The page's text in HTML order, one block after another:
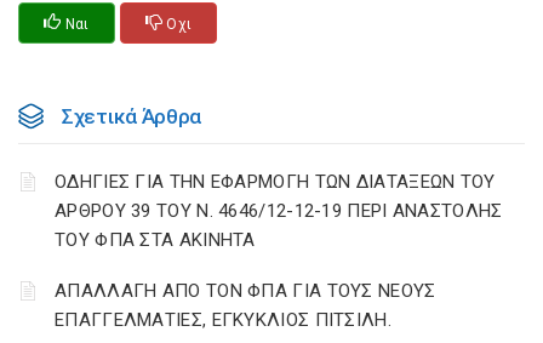
Ναι Οχι
Σχετικά Άρθρα
ΟΔΗΓΙΕΣ ΓΙΑ ΤΗΝ ΕΦΑΡΜΟΓΗ ΤΩΝ ΔΙΑΤΑΞΕΩΝ ΤΟΥ
ΑΡΘΡΟΥ 39 ΤΟΥ Ν. 4646/12-12-19 ΠΕΡΙ ΑΝΑΣΤΟΛΗΣ
ΤΟΥ ΦΠΑ ΣΤΑ ΑΚΙΝΗΤΑ
ΑΠΑΛΛΑΓΗ ΑΠΟ ΤΟΝ ΦΠΑ ΓΙΑ ΤΟΥΣ ΝΕΟΥΣ
ΕΠΑΓΓΕΛΜΑΤΙΕΣ, ΕΓΚΥΚΛΙΟΣ ΠΙΤΣΙΛΗ.